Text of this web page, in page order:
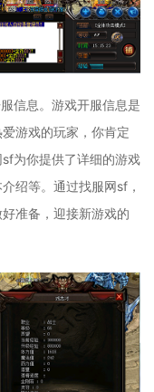
信息。游戏开服信息是
游戏的玩家，你肯定
为你提供了详细的游戏
绍等。通过找服网sf，
准备，迎接新游戏的